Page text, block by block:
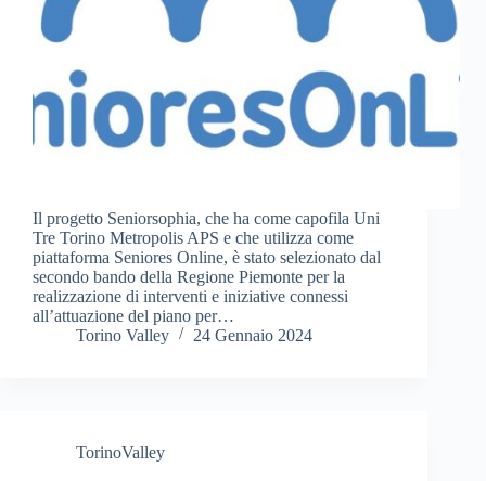
Il progetto Seniorsophia, che ha come capofila Uni
Tre Torino Metropolis APS e che utilizza come
piattaforma Seniores Online, è stato selezionato dal
secondo bando della Regione Piemonte per la
realizzazione di interventi e iniziative connessi
all’attuazione del piano per…
Torino Valley
24 Gennaio 2024
TorinoValley